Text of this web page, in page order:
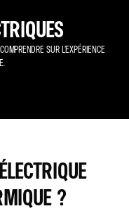
SUR L’EXPÉRIENCE
?